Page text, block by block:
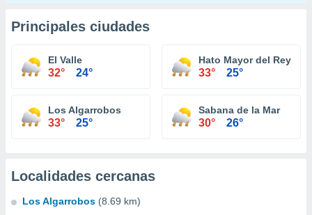
Principales ciudades
El Valle
32° 24°
Hato Mayor del Rey
33° 25°
Los Algarrobos
33° 25°
Sabana de la Mar
30° 26°
Localidades cercanas
Los Algarrobos (8.69 km)